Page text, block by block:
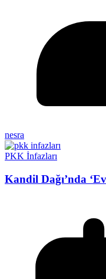
nesra
PKK İnfazları
Kandil Dağı’nda